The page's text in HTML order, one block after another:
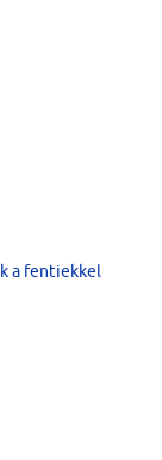
a fentiekkel